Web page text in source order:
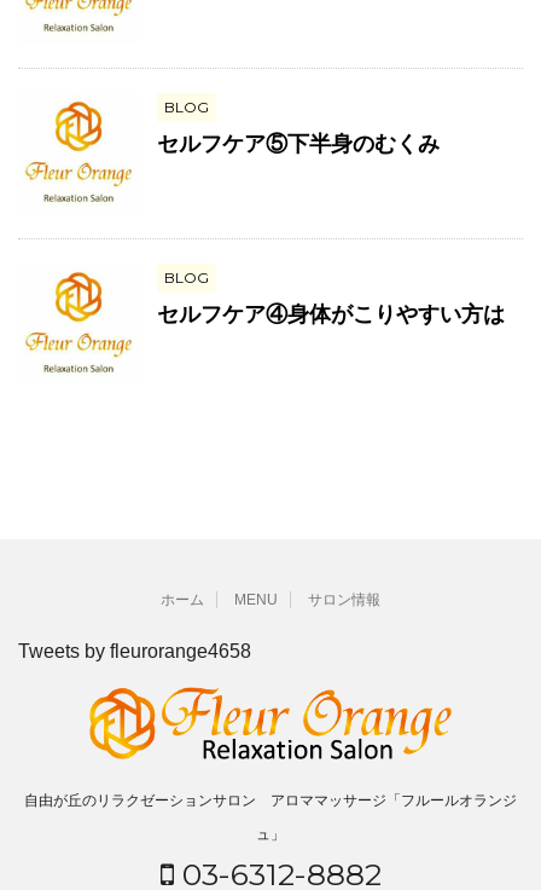
BLOG
セルフケア⑤下半身のむくみ
BLOG
セルフケア④身体がこりやすい方は
ホーム MENU サロン情報
Tweets by fleurorange4658
自由が丘のリラクゼーションサロン アロママッサージ「フルールオランジ
ュ」
03-6312-8882